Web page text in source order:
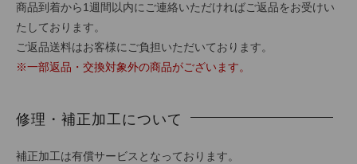
商品到着から1週間以内にご連絡いただければご返品をお受けい
たしております。
ご返品送料はお客様にご負担いただいております。
※一部返品・交換対象外の商品がございます。
修理・補正加工について
補正加工は有償サービスとなっております。